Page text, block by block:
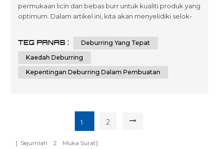
permukaan licin dan bebas burr untuk kualiti produk yang
optimum. Dalam artikel ini, kita akan menyelidiki selok-
akan mempunyai pemahaman yang komprehensif
tentang deburring dan pengetahuan untuk membuat
TEG PANAS :
Deburring Yang Tepat
Kaedah Deburring
Kepentingan Deburring Dalam Pembuatan
1 2
[ Sejumlah 2 Muka Surat]